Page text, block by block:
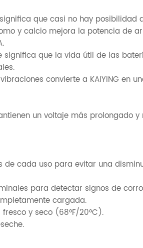
que casi no hay posibilidad
y calcio mejora la potencia de
significa que la vida útil de las
convierte a KAIYING en
un voltaje más prolongado
de cada uso para evitar una
para detectar signos de
cargada.
y seco (68°F/20°C).